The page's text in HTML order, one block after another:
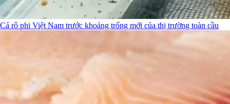
Cá rô phi Việt Nam trước khoảng trống mới của thị trường toàn cầu